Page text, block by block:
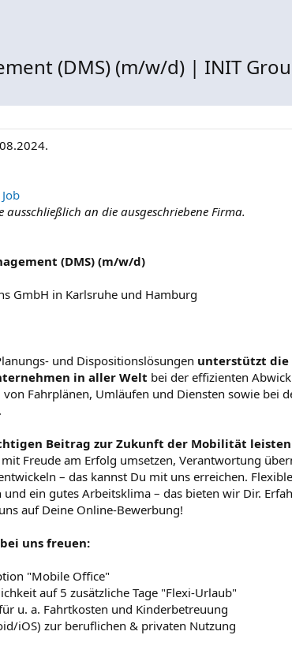
(DMS) (m/w/d) | INIT
an die ausgeschriebene Firma.
(DMS) (m/w/d)
GmbH in Karlsruhe und Hamburg
und Dispositionslösungen unterstützt die
in aller Welt bei der effizienten
Fahrplänen, Umläufen und Diensten sowie bei
Beitrag zur Zukunft der Mobilität
mit Freude am Erfolg umsetzen, Verantwortung
– das kannst Du mit uns erreichen.
ein gutes Arbeitsklima – das bieten wir Dir.
auf Deine Online-Bewerbung!
uns freuen:
"Mobile Office"
auf 5 zusätzliche Tage "Flexi-Urlaub"
u. a. Fahrtkosten und Kinderbetreuung
iOS) zur beruflichen & privaten Nutzung